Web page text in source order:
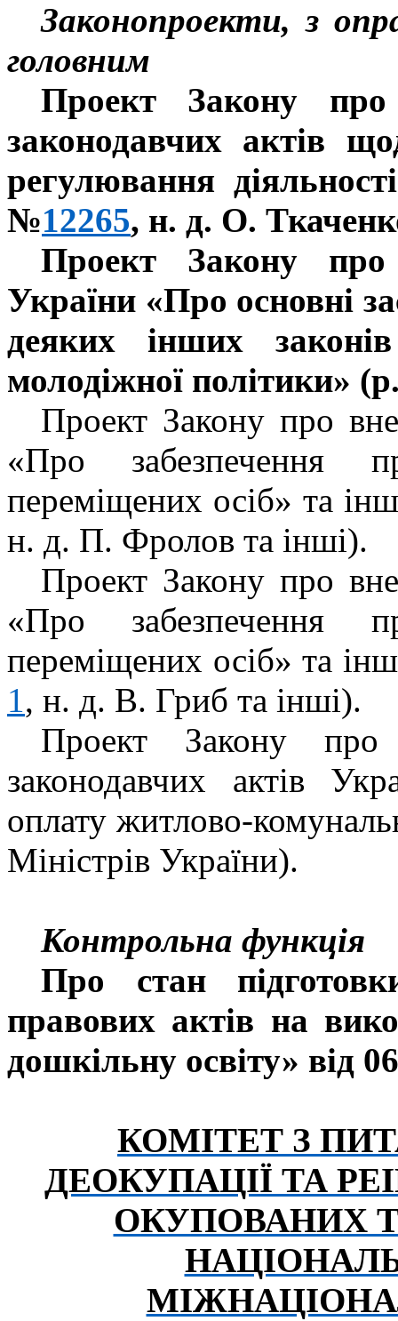
Законопроекти, з
головним
Проект Закону
законодавчих актів
регулювання
№12265, н. д. О.
Проект Закону
України «Про основні
деяких інших
молодіжної політики»
Проект Закону про
«Про забезпечення
переміщених осіб» та
н. д. П. Фролов та інші).
Проект Закону про
«Про забезпечення
переміщених осіб» та
1, н. д. В. Гриб та інші).
Проект Закону
законодавчих актів
оплату житлово-
Міністрів України).
Контрольна функція
Про стан
правових актів на
дошкільну освіту» від
КОМІТЕТ З
ДЕОКУПАЦІЇ ТА
ОКУПОВАНИХ